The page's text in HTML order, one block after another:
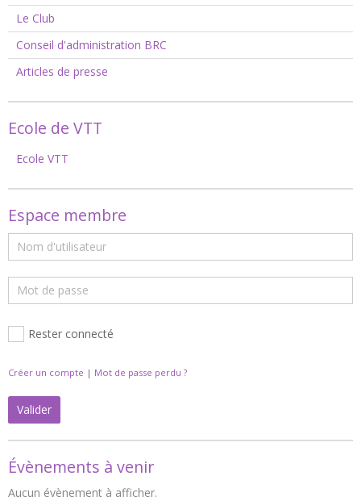
Le Club
Conseil d'administration BRC
Articles de presse
Ecole de VTT
Ecole VTT
Espace membre
Rester connecté
Créer un compte | Mot de passe perdu ?
Valider
Évènements à venir
Aucun évènement à afficher.